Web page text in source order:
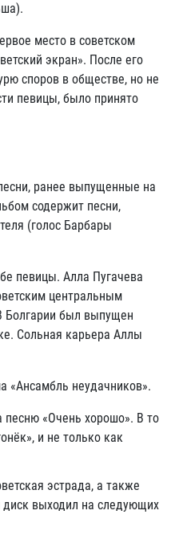
место в советском
экран». После его
споров в обществе, но не
певицы, было принято
ранее выпущенные на
содержит песни,
(голос Барбары
певицы. Алла Пугачева
центральным
Болгарии был выпущен
Сольная карьера Аллы
«Ансамбль неудачников».
песню «Очень хорошо». В то
и не только как
эстрада, а также
диск выходил на следующих